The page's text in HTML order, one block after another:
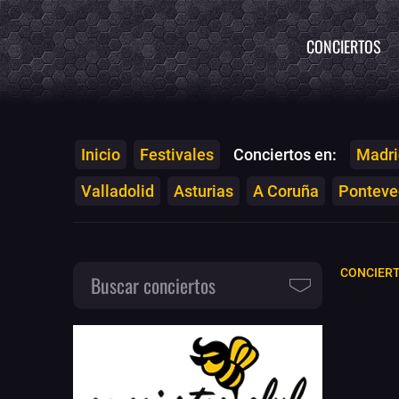
CONCIERTOS
Inicio Festivales Conciertos en:
Valladolid
Asturias A Coruña
Buscar conciertos